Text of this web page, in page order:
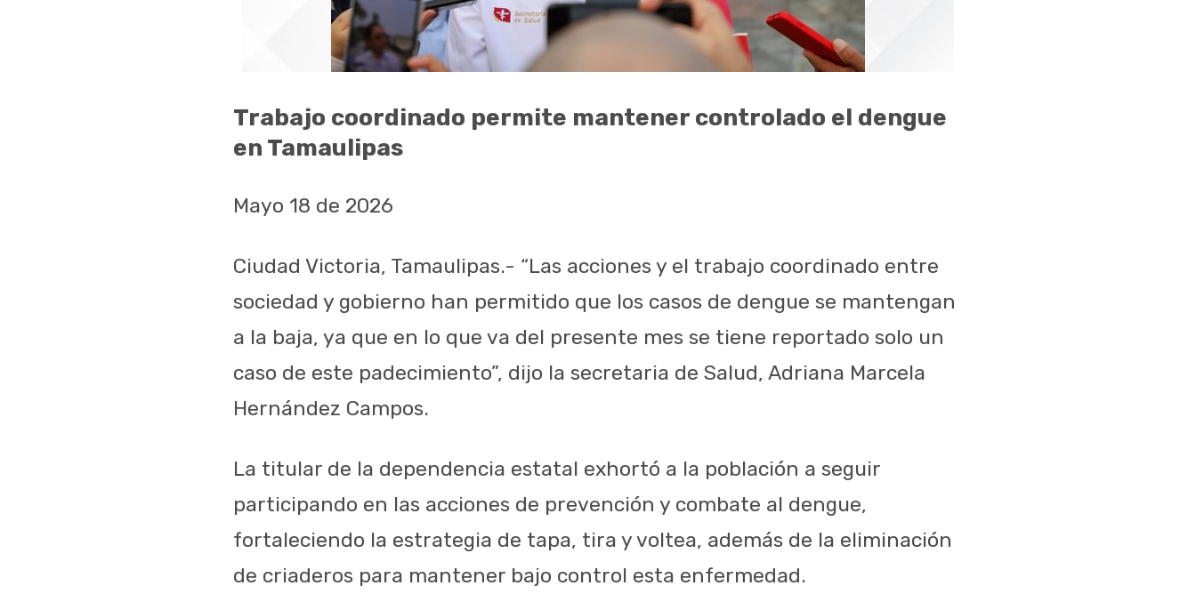
Trabajo coordinado permite mantener controlado el dengue
en Tamaulipas
Mayo 18 de 2026
Ciudad Victoria, Tamaulipas.- “Las acciones y el trabajo coordinado entre
sociedad y gobierno han permitido que los casos de dengue se mantengan
a la baja, ya que en lo que va del presente mes se tiene reportado solo un
caso de este padecimiento”, dijo la secretaria de Salud, Adriana Marcela
Hernández Campos.
La titular de la dependencia estatal exhortó a la población a seguir
participando en las acciones de prevención y combate al dengue,
fortaleciendo la estrategia de tapa, tira y voltea, además de la eliminación
de criaderos para mantener bajo control esta enfermedad.